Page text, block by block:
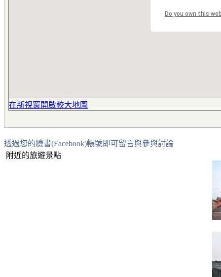
Do you own this
在新視窗開啟較大地圖
透過您的臉書(Facebook)帳號即可留言與參與討論
附近的旅遊景點